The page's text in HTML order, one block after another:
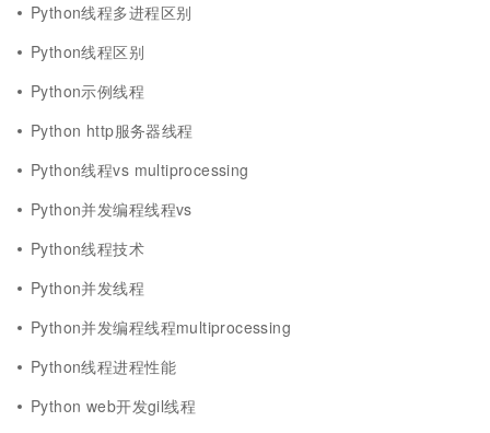
Python线程多进程区别
Python线程区别
Python示例线程
Python http服务器线程
Python线程vs multiprocessing
Python并发编程线程vs
Python线程技术
Python并发线程
Python并发编程线程multiprocessing
Python线程进程性能
Python web开发gil线程